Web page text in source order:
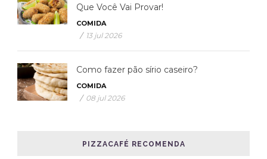
Que Você Vai Provar!
COMIDA
/ 13 jul 2026
Como fazer pão sírio caseiro?
COMIDA
/ 08 jul 2026
PIZZACAFÉ RECOMENDA